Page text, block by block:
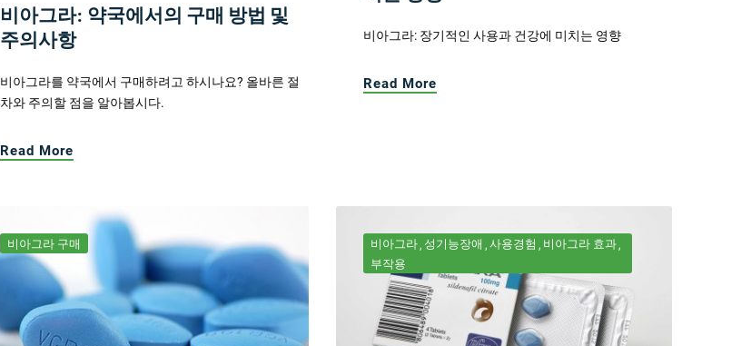
비아그라: 약국에서의 구매 방법 및
주의사항
비아그라를 약국에서 구매하려고 하시나요? 올바른 절
차와 주의할 점을 알아봅시다.
Read More
비아그라: 장기적인 사용과 건강에 미치는 영향
Read More
비아그라 구매 비아그라 성기능장애 사용경험
비아그라 효과
부작용